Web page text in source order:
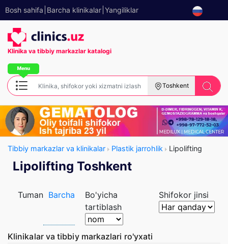
Bosh sahifa Barcha klinikalar Yangiliklar
Klinika va tibbiy markazlar katalogi
Toshkent
Tibbiy markazlar va klinikalar Plastik jarrohlik Lipolifting
Lipolifting Toshkent
Tuman Barcha
Bo'yicha
tartiblash
Shifokor jinsi
Klinikalar va tibbiy markazlari ro'yxati